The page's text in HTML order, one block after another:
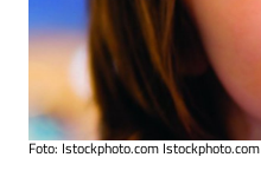
Foto: Istockphoto.com Istockphoto.com